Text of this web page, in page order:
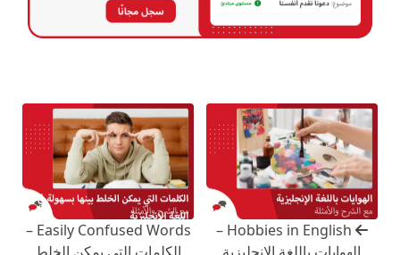
Hobbies in English –
Easily Confused Words –